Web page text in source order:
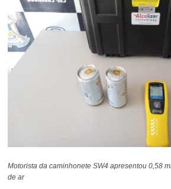
Motorista da caminhonete SW4 apresentou 0,58
de ar